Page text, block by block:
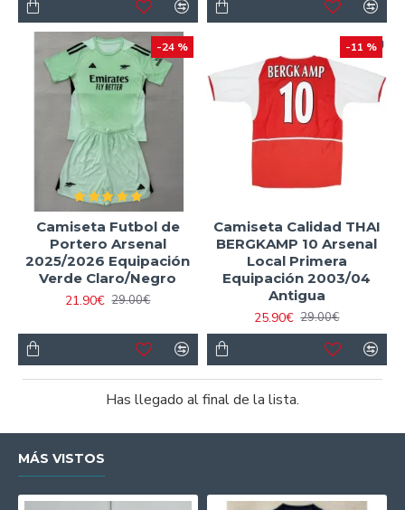
-24 %
Camiseta Futbol de
Portero Arsenal
2025/2026 Equipación
Verde Claro/Negro
21.90€ 29.00€
-11 %
Camiseta Calidad THAI
BERGKAMP 10 Arsenal
Local Primera
Equipación 2003/04
Antigua
25.90€ 29.00€
Has llegado al final de la lista.
MÁS VISTOS